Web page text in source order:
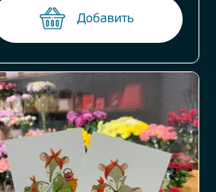
Добавить